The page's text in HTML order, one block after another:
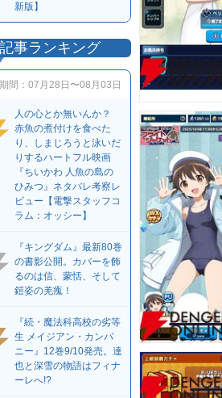
新版】
事ランキング
間： 07月28日〜08月03日
人の心とか無いんか？
赤魚の煮付けを食べた
り、しまじろうと泳いだ
りするハートフル映画
『ちいかわ 人魚の島の
ひみつ』ネタバレ考察レ
ビュー【電撃スタッフコ
ラム：オッシー】
『キングダム』最新80巻
の書影公開。カバーを飾
るのは信、蒙恬、そして
鎧姿の羌瘣！
『続・魔法科高校の劣等
生 メイジアン・カンパ
ニー』12巻9/10発売。達
也と深雪の物語はフィナ
ーレへ!?